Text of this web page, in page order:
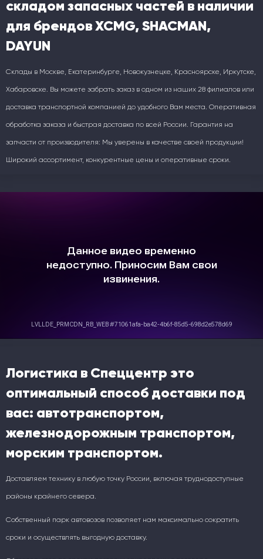
складом запасных частей в наличии
для брендов XCMG, SHACMAN,
DAYUN
Склады в Москве, Екатеринбурге, Новокузнецке, Красноярске, Иркутске,
Хабаровске. Вы можете забрать заказ в одном из наших 28 филиалов или
доставка транспортной компанией до удобного Вам места. Оперативная
обработка заказа и быстрая доставка по всей России. Гарантия на
запчасти от производителя: Мы уверены в качестве своей продукции!
Широкий ассортимент, конкурентные цены и оперативные сроки.
Логистика в Спеццентр это
оптимальный способ доставки под
вас: автотранспортом,
железнодорожным транспортом,
морским транспортом.
Доставляем технику в любую точку России, включая труднодоступные
районы крайнего севера.
Собственный парк автовозов позволяет нам максимально сократить
сроки и осуществлять выгодную доставку.